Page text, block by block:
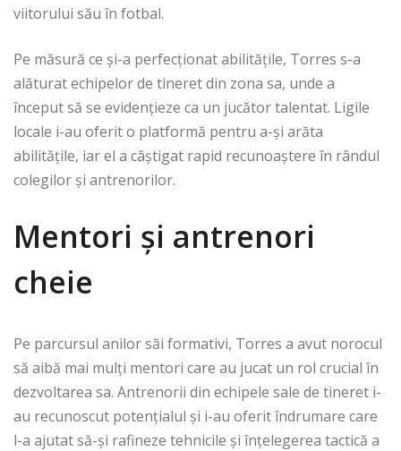
viitorului său în fotbal.
Pe măsură ce și-a perfecționat abilitățile, Torres s-a
alăturat echipelor de tineret din zona sa, unde a
început să se evidențieze ca un jucător talentat. Ligile
locale i-au oferit o platformă pentru a-și arăta
abilitățile, iar el a câștigat rapid recunoaștere în rândul
colegilor și antrenorilor.
Mentori și antrenori
cheie
Pe parcursul anilor săi formativi, Torres a avut norocul
să aibă mai mulți mentori care au jucat un rol crucial în
dezvoltarea sa. Antrenorii din echipele sale de tineret i-
au recunoscut potențialul și i-au oferit îndrumare care
l-a ajutat să-și rafineze tehnicile și înțelegerea tactică a